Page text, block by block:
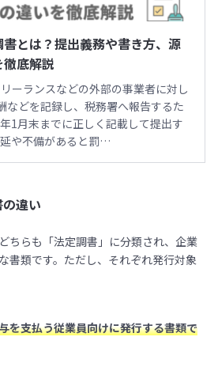
書とは？提出義務や書き方、源
底解説
ーランスなどの外部の事業者に対し
などを記録し、税務署へ報告するた
1月末までに正しく記載して提出す
や不備があると罰…
違い
ちらも「法定調書」に分類され、企業
書類です。ただし、それぞれ発行対象
を支払う従業員向けに発行する書類で